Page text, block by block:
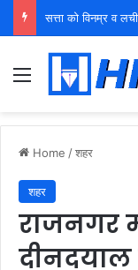
युवा शक्ति को पहचाने
Menu
Home /शहर
शहर
राजनगर
दीनदयाल